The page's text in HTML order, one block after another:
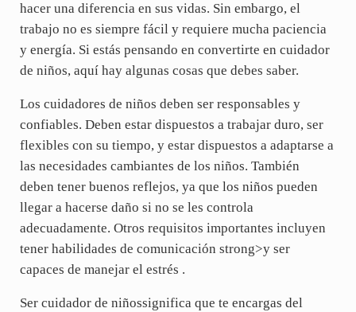
hacer una diferencia en sus vidas. Sin embargo, el
trabajo no es siempre fácil y requiere mucha paciencia
y energía. Si estás pensando en convertirte en cuidador
de niños, aquí hay algunas cosas que debes saber.
Los cuidadores de niños deben ser responsables y
confiables. Deben estar dispuestos a trabajar duro, ser
flexibles con su tiempo, y estar dispuestos a adaptarse a
las necesidades cambiantes de los niños. También
deben tener buenos reflejos, ya que los niños pueden
llegar a hacerse daño si no se les controla
adecuadamente. Otros requisitos importantes incluyen
tener habilidades de comunicación strong>y ser
capaces de manejar el estrés .
Ser cuidador de niñossignifica que te encargas del